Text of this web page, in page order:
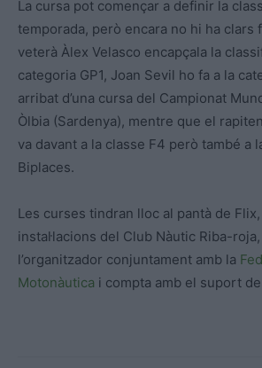
La cursa pot començar a definir la
temporada, però encara no hi ha clars
veterà Àlex Velasco encapçala la
categoria GP1, Joan Sevil ho fa a la
arribat d’una cursa del Campionat
Òlbia (Sardenya), mentre que el
va davant a la classe F4 però també a
Biplaces.
Les curses tindran lloc al pantà de
instal·lacions del Club Nàutic Riba-roja,
l’organitzador conjuntament amb la
Motonàutica i compta amb el suport